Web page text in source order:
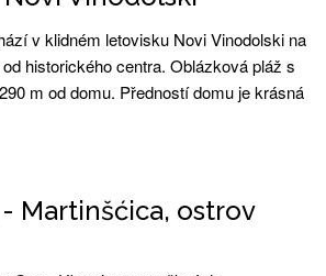
v klidném letovisku Novi Vinodolski na
historického centra. Oblázková pláž s
m od domu. Předností domu je krásná
Martinšćica, ostrov